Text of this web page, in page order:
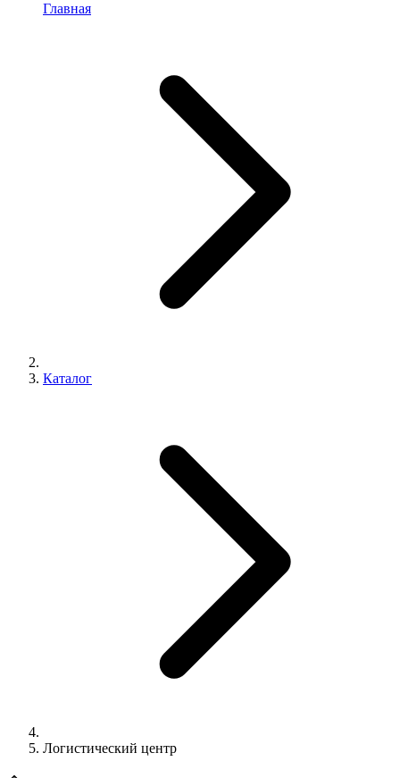
Главная
Каталог
Логистический центр